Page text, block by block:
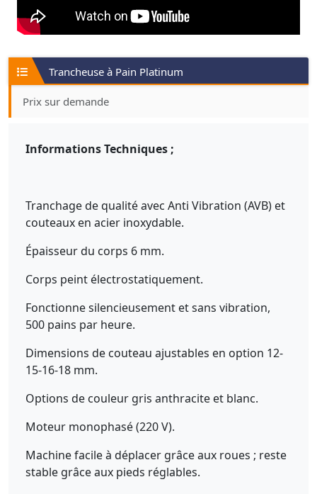
Trancheuse à Pain Platinum
Prix sur demande
Informations Techniques ;
Tranchage de qualité avec Anti Vibration (AVB) et
couteaux en acier inoxydable.
Épaisseur du corps 6 mm.
Corps peint électrostatiquement.
Fonctionne silencieusement et sans vibration,
500 pains par heure.
Dimensions de couteau ajustables en option 12-
15-16-18 mm.
Options de couleur gris anthracite et blanc.
Moteur monophasé (220 V).
Machine facile à déplacer grâce aux roues ; reste
stable grâce aux pieds réglables.